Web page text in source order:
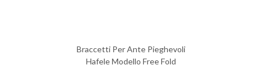
Braccetti Per Ante Pieghevoli
Hafele Modello Free Fold